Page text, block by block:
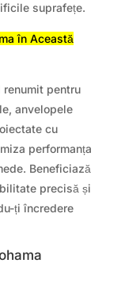
suprafețe.
în Această
renumit pentru
anvelopele
cu
performanța
Beneficiază
precisă și
ți încredere